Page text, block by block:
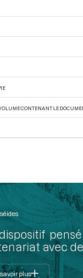
CONTENANT LE
avec
plus